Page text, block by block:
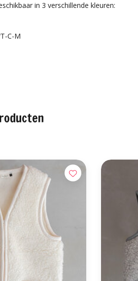
in 3 verschillende kleuren:
C-M